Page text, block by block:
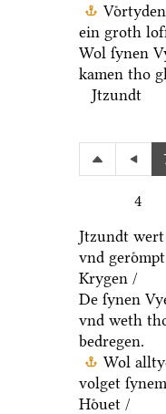
ein groth
Wol ſynen
kamen tho
Jtzundt
4
Jtzundt
vnd
Krygen /
De ſynen
vnd weth
bedregen.
Wol
volget
Hoͤuet /